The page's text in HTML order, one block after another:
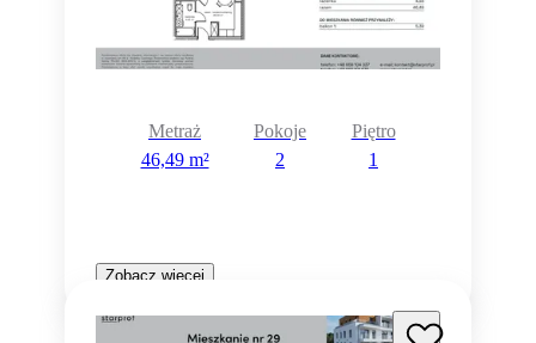
Metraż
46,49 m²
Pokoje
2
Piętro
1
Zobacz więcej